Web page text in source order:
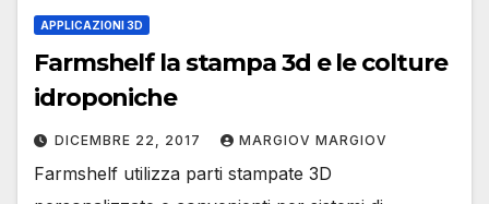
APPLICAZIONI 3D
Farmshelf la stampa 3d e le colture
idroponiche
DICEMBRE 22, 2017 MARGIOV MARGIOV
Farmshelf utilizza parti stampate 3D